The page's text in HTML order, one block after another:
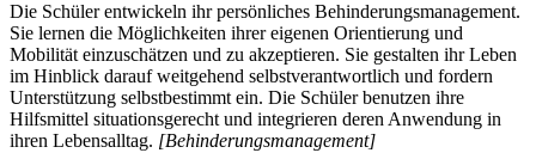
Die Schüler entwickeln ihr persönliches Behinderungsmanagement.
Sie lernen die Möglichkeiten ihrer eigenen Orientierung und
Mobilität einzuschätzen und zu akzeptieren. Sie gestalten ihr Leben
im Hinblick darauf weitgehend selbstverantwortlich und fordern
Unterstützung selbstbestimmt ein. Die Schüler benutzen ihre
Hilfsmittel situationsgerecht und integrieren deren Anwendung in
ihren Lebensalltag. [Behinderungsmanagement]